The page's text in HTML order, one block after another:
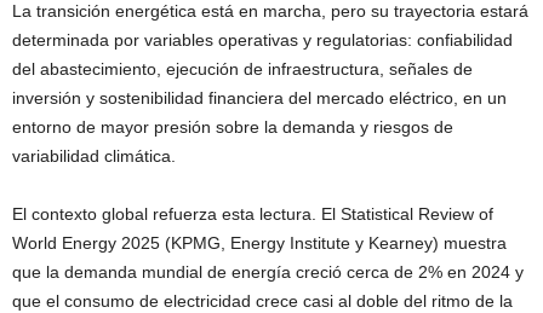
La transición energética está en marcha, pero su trayectoria estará
determinada por variables operativas y regulatorias: confiabilidad
del abastecimiento, ejecución de infraestructura, señales de
inversión y sostenibilidad financiera del mercado eléctrico, en un
entorno de mayor presión sobre la demanda y riesgos de
variabilidad climática.
El contexto global refuerza esta lectura. El Statistical Review of
World Energy 2025 (KPMG, Energy Institute y Kearney) muestra
que la demanda mundial de energía creció cerca de 2% en 2024 y
que el consumo de electricidad crece casi al doble del ritmo de la